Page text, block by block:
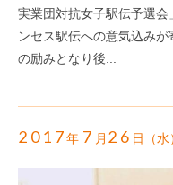
実業団対抗女子駅伝予選
ンセス駅伝への意気込み
の励みとなり後...
2017年 7 月 26 日（水